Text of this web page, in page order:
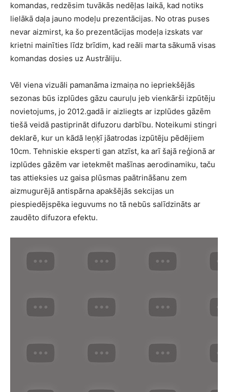
komandas, redzēsim tuvākās nedēļas laikā, kad notiks
lielākā daļa jauno modeļu prezentācijas. No otras puses
nevar aizmirst, ka šo prezentācijas modeļa izskats var
krietni mainīties līdz brīdim, kad reāli marta sākumā visas
komandas dosies uz Austrāliju.
Vēl viena vizuāli pamanāma izmaiņa no iepriekšējās
sezonas būs izplūdes gāzu cauruļu jeb vienkārši izpūtēju
novietojums, jo 2012.gadā ir aizliegts ar izplūdes gāzēm
tiešā veidā pastiprināt difuzoru darbību. Noteikumi stingri
deklarē, kur un kādā leņķī jāatrodas izpūtēju pēdējiem
10cm. Tehniskie eksperti gan atzīst, ka arī šajā reģionā ar
izplūdes gāzēm var ietekmēt mašīnas aerodinamiku, taču
tas attieksies uz gaisa plūsmas paātrināšanu zem
aizmugurējā antispārna apakšējās sekcijas un
piespiedējspēka ieguvums no tā nebūs salīdzināts ar
zaudēto difuzora efektu.